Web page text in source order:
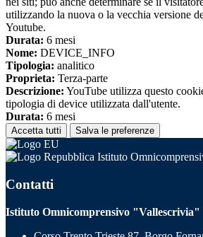
utilizzando la nuova o la vecchia versione
Youtube.
Durata: 6 mesi
Nome: DEVICE_INFO
Tipologia: analitico
Proprieta: Terza-parte
Descrizione: YouTube utilizza questo
tipologia di device utilizzata dall'utente.
Durata: 6 mesi
Accetta tutti Salva le preferenze
Istituto
Contatti
Istituto Omnicomprensivo "Vallescrivia"